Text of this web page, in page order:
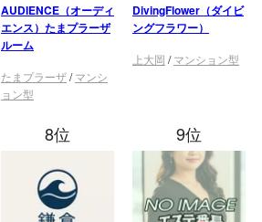
AUDIENCE（オーディ
エンス）たまプラーザ
ルーム
たまプラーザ/マンシ
ョン型
DivingFlower（ダイビ
ングフラワー）
上大岡 /マンション型
8位 9位